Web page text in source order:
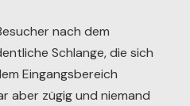
nach dem
Schlange, die sich
Eingangsbereich
aber zügig und niemand